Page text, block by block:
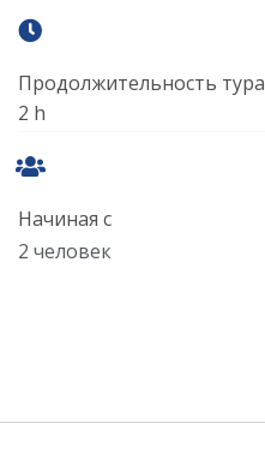
Продолжительность тура
2 h
Начиная с
2 человек